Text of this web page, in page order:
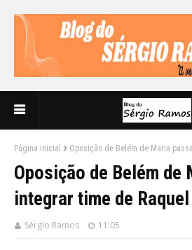
Página inicial Oposição de Belém de Maria
Oposição de Belém de
integrar time de Raquel
Sérgio Ramos 11:05